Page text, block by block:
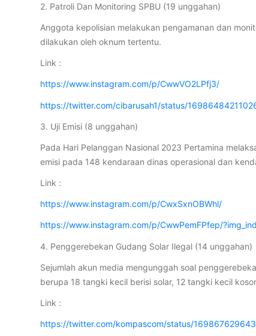
2. Patroli Dan Monitoring SPBU (19 unggahan)
Anggota kepolisian melakukan pengamanan dan
dilakukan oleh oknum tertentu.
Link :
https://www.instagram.com/p/CwwVO2LPfj3/
https://twitter.com/cibarusah1/status/
3. Uji Emisi (8 unggahan)
Pada Hari Pelanggan Nasional 2023 Pertamina
emisi pada 148 kendaraan dinas operasional dan
Link :
https://www.instagram.com/p/CwxSxnOBWhl/
https://www.instagram.com/p/CwwPemFPfep/
4. Penggerebekan Gudang Solar Ilegal (14 unggahan)
Sejumlah akun media mengunggah soal
berupa 18 tangki kecil berisi solar, 12 tangki kecil
Link :
https://twitter.com/kompascom/status/